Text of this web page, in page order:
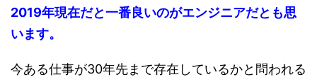
2019年現在だと一番良いのがエンジニアだとも思
います。
今ある仕事が30年先まで存在しているかと問われる